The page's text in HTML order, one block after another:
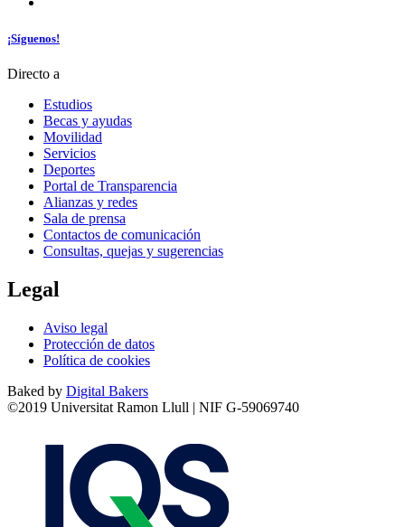
¡Síguenos!
Directo a
Estudios
Becas y ayudas
Movilidad
Servicios
Deportes
Portal de Transparencia
Alianzas y redes
Sala de prensa
Contactos de comunicación
Consultas, quejas y sugerencias
Legal
Aviso legal
Protección de datos
Política de cookies
Baked by Digital Bakers
©2019 Universitat Ramon Llull | NIF G-59069740